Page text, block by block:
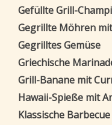
Gefüllte Grill-
Gegrillte Möhren
Gegrilltes Gemüse
Griechische
Grill-Banane mit
Hawaii-Spieße mit
Klassische